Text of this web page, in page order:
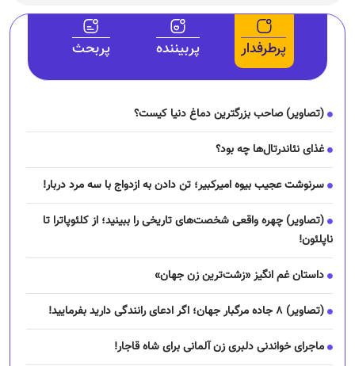
غذای نئاندرتال‌ها چه بود؟
سرنوشت عجیب بیوه امیرکبیر؛ تن دادن به ازدواج با سه مرد دربار!
ناپلئون!
داستان غم انگیز «زشت‌ترین زن جهان»
(تصاویر) ۸ جاده مرگبار جهان؛ اگر ادعای رانندگی دارید بفرمایید!
ماجرای خواندنی دلبری زن آلمانی برای شاه قاجار!
لحظه مرگ جومونگ؛ چند روایت تاریخی از مرگ پادشاه افسانه‌ای
کره‌ای‌ها
(تصاویر) نگار فرهمند کیست؟
چرا رانندگان اسنپ می‌خواهند اعتصاب کنند؟